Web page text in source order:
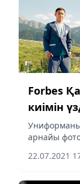
Forbes
киімін
арнайы
22.07.2021